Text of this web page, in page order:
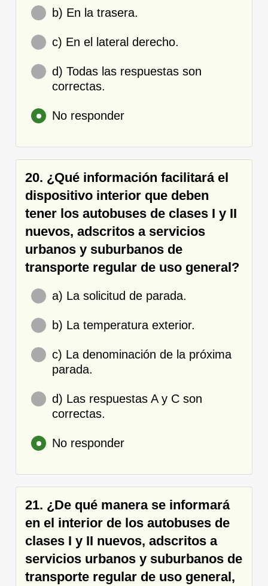
b) En la trasera.
c) En el lateral derecho.
d) Todas las respuestas son
correctas.
No responder
20. ¿Qué información facilitará el
dispositivo interior que deben
tener los autobuses de clases I y II
nuevos, adscritos a servicios
urbanos y suburbanos de
transporte regular de uso general?
a) La solicitud de parada.
b) La temperatura exterior.
c) La denominación de la próxima
parada.
d) Las respuestas A y C son
correctas.
No responder
21. ¿De qué manera se informará
en el interior de los autobuses de
clases I y II nuevos, adscritos a
servicios urbanos y suburbanos de
transporte regular de uso general,